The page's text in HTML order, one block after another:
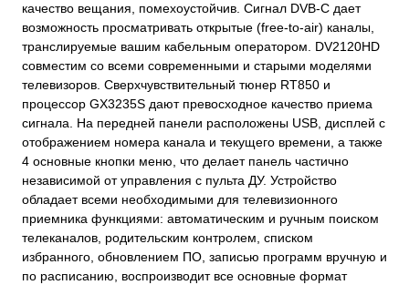
качество вещания, помехоустойчив. Сигнал DVB-С дает
возможность просматривать открытые (free-to-air) каналы,
транслируемые вашим кабельным оператором. DV2120HD
совместим со всеми современными и старыми моделями
телевизоров. Сверхчувствительный тюнер RT850 и
процессор GX3235S дают превосходное качество приема
сигнала. На передней панели расположены USB, дисплей с
отображением номера канала и текущего времени, а также
4 основные кнопки меню, что делает панель частично
независимой от управления с пульта ДУ. Устройство
обладает всеми необходимыми для телевизионного
приемника функциями: автоматическим и ручным поиском
телеканалов, родительским контролем, списком
избранного, обновлением ПО, записью программ вручную и
по расписанию, воспроизводит все основные формат